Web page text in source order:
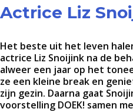
Actrice Liz
Het beste uit het leven
actrice Liz Snoijink na de
alweer een jaar op het
ze een kleine break en
zijn gezin. Daarna gaat
voorstelling DOEK! samen